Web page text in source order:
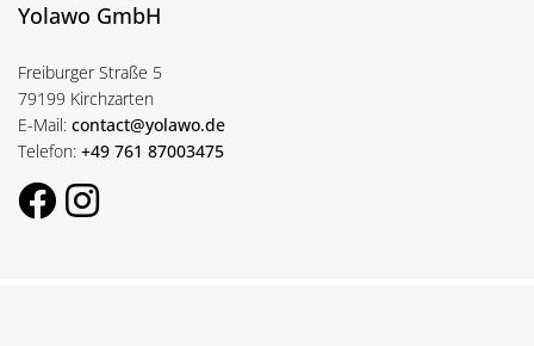
Yolawo GmbH
Freiburger Straße 5
79199 Kirchzarten
E-Mail: contact@yolawo.de
Telefon: +49 761 87003475